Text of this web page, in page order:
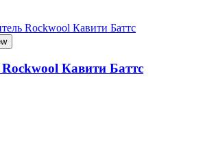
Кавити Баттс